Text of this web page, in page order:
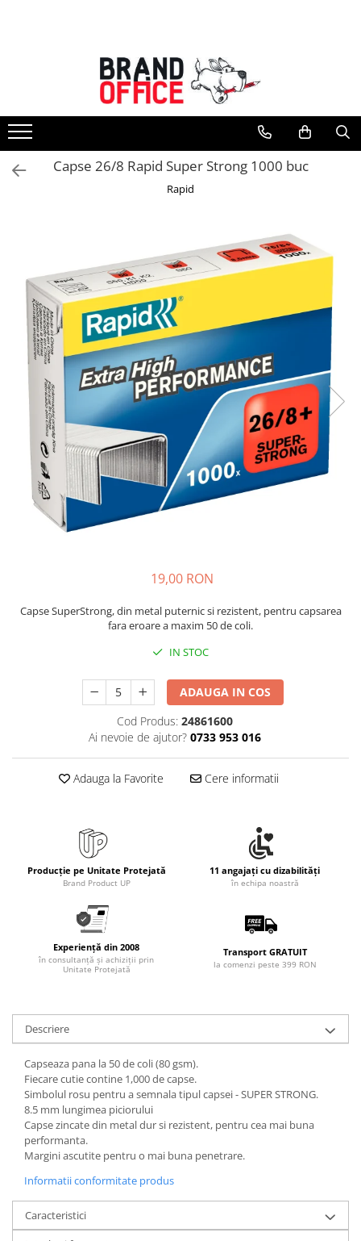
Unitate Protejata - PRODUCTIE
Hartie copiator si produse
tipografice
Produse consumabile din hartie
Detergenti si dezinfectanti
Agende, calendare si organizatoare
Agende personalizabile
Organizatoare business
Birotica si papetarie
Hartie si articole din hartie
Bibliorafturi, caiete mecanice,
separatoare
Capsatoare, capse si perforatoare
Caiete si blocnotesuri
Dosare, folii protectie si mape
Accesorii diverse pentru birou
Etichetare si ambalare
Arhivare si depozitare
Instrumente de scris eco
Creioane mecanice si grafit
Textmarkere
Rezerve instrumente scris
Tavite documente si suporturi
Ascutitori, radiere, agrafe
Foarfece pentru birou
Curatenie si igiena
Produse Antibacteriene
Articole pentru baie
Maturi, mopuri si galeti
dispensere
Articole pentru rufe, casa,
geamuri, mobila
Articole pentru birou, suprafete,
pardoseli
Intretinere si odorizante masina
Saci de gunoi
Accesorii pentru curatenie
Capse 26/8 Rapid Super Strong 1000 buc
Rapid
19,00 RON
Capse SuperStrong, din metal puternic si rezistent, pentru capsarea
fara eroare a maxim 50 de coli.
IN STOC
ADAUGA IN COS
Cod Produs: 24861600
Ai nevoie de ajutor? 0733 953 016
Adauga la Favorite Cere informatii
Producție pe Unitate Protejată
Brand Product UP
11 angajați cu dizabilități
în echipa noastră
Experiență din 2008
în consultanță și achiziții prin
Unitate Protejată
Transport GRATUIT
la comenzi peste 399 RON
Descriere
Capseaza pana la 50 de coli (80 gsm).
Fiecare cutie contine 1,000 de capse.
Simbolul rosu pentru a semnala tipul capsei - SUPER STRONG.
8.5 mm lungimea piciorului
Capse zincate din metal dur si rezistent, pentru cea mai buna
performanta.
Margini ascutite pentru o mai buna penetrare.
Informatii conformitate produs
Caracteristici